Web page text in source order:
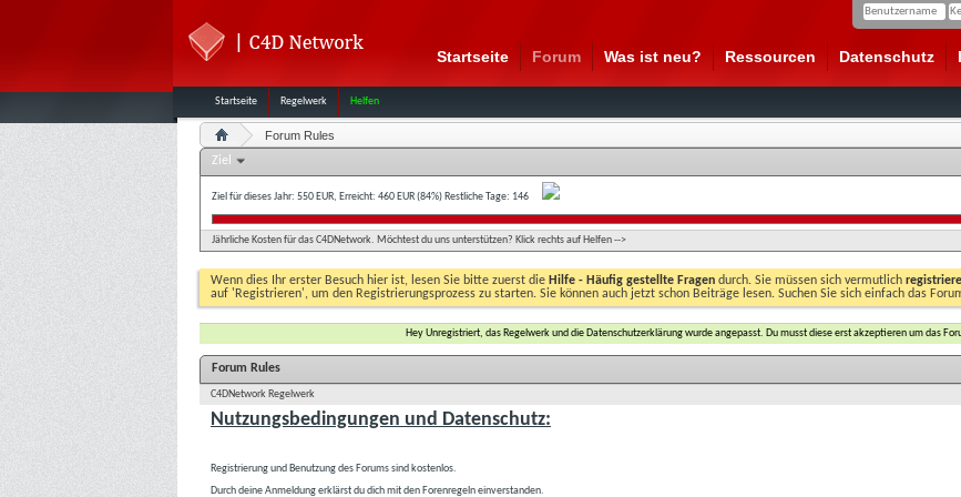
Startseite Forum
Startseite Regelwerk Helfen
Was ist neu? Ressourcen Datenschutz
Forum Rules
Ziel
Ziel für dieses Jahr: 550 EUR, Erreicht: 460 EUR (84%) Restliche Tage: 146
Jährliche Kosten für das C4DNetwork. Möchtest du uns unterstützen? Klick rechts auf Helfen -->
Wenn dies Ihr erster Besuch hier ist, lesen Sie bitte zuerst die Hilfe - Häufig gestellte Fragen durch. Sie müssen sich vermutlich
auf 'Registrieren', um den Registrierungsprozess zu starten. Sie können auch jetzt schon Beiträge lesen. Suchen Sie sich einfach das
Hey Unregistriert, das Regelwerk und die Datenschutzerklärung wurde angepasst. Du musst diese erst akzeptieren um das
Forum Rules
C4DNetwork Regelwerk
Nutzungsbedingungen und Datenschutz:
Registrierung und Benutzung des Forums sind kostenlos.
Durch deine Anmeldung erklärst du dich mit den Forenregeln einverstanden.